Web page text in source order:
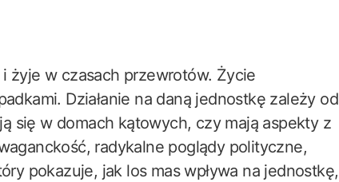
żyje w czasach przewrotów. Życie
Działanie na daną jednostkę zależy od
się w domach kątowych, czy mają aspekty z
radykalne poglądy polityczne,
pokazuje, jak los mas wpływa na jednostkę,